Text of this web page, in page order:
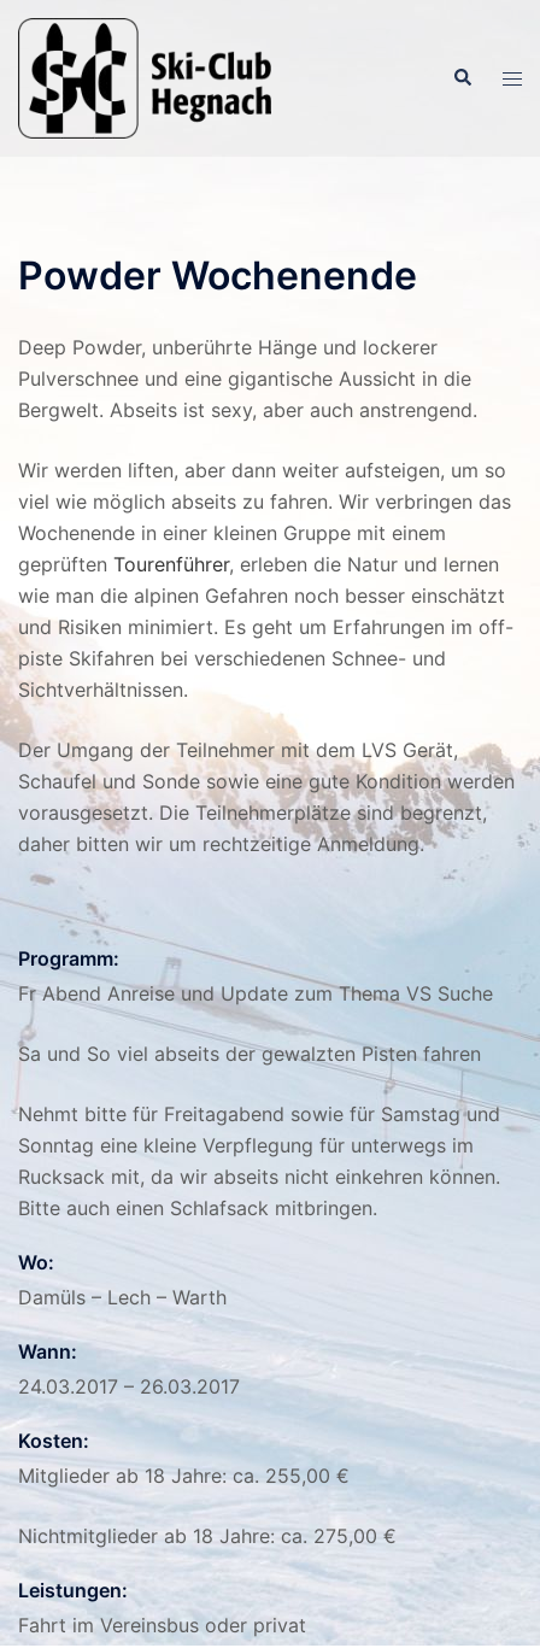
Zum
Inhalt
springen
Suche
Powder Wochenende
Deep Powder, unberührte Hänge und lockerer
Pulverschnee und eine gigantische Aussicht in die
Bergwelt. Abseits ist sexy, aber auch anstrengend.
Wir werden liften, aber dann weiter aufsteigen, um so
viel wie möglich abseits zu fahren. Wir verbringen das
Wochenende in einer kleinen Gruppe mit einem
geprüften Tourenführer, erleben die Natur und lernen
wie man die alpinen Gefahren noch besser einschätzt
und Risiken minimiert. Es geht um Erfahrungen im off-
piste Skifahren bei verschiedenen Schnee- und
Sichtverhältnissen.
Der Umgang der Teilnehmer mit dem LVS Gerät,
Schaufel und Sonde sowie eine gute Kondition werden
vorausgesetzt. Die Teilnehmerplätze sind begrenzt,
daher bitten wir um rechtzeitige Anmeldung.
Programm:
Fr Abend Anreise und Update zum Thema VS Suche
Sa und So viel abseits der gewalzten Pisten fahren
Nehmt bitte für Freitagabend sowie für Samstag und
Sonntag eine kleine Verpflegung für unterwegs im
Rucksack mit, da wir abseits nicht einkehren können.
Bitte auch einen Schlafsack mitbringen.
Wo:
Damüls – Lech – Warth
Wann:
24.03.2017 – 26.03.2017
Kosten:
Mitglieder ab 18 Jahre: ca. 255,00 €
Nichtmitglieder ab 18 Jahre: ca. 275,00 €
Leistungen:
Fahrt im Vereinsbus oder privat